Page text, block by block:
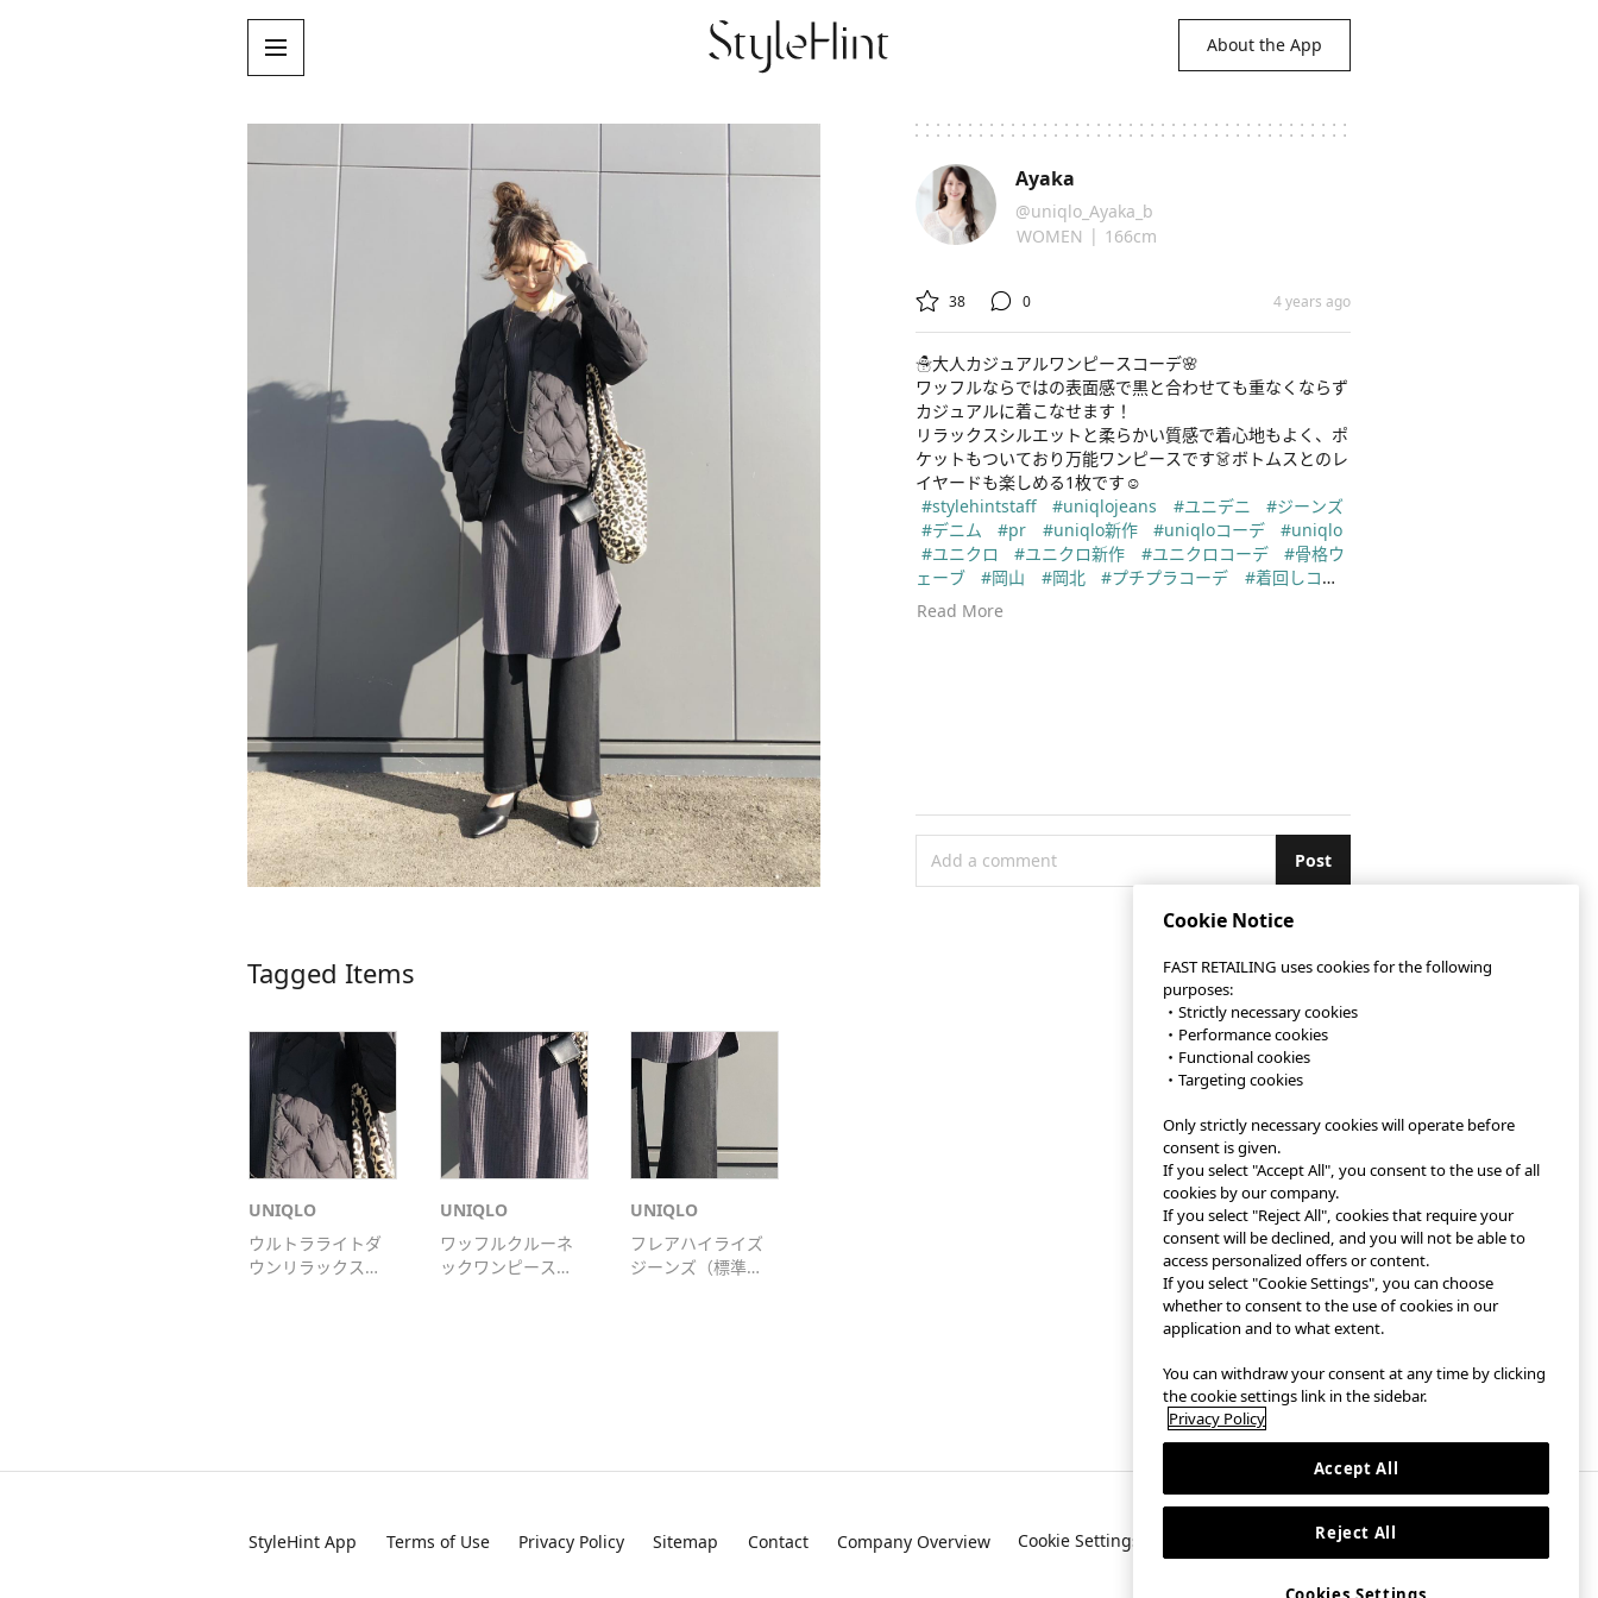
About the App
Ayaka
@uniqlo_Ayaka_b
WOMEN | 166cm
 38  0 4 years ago
☃️大人カジュアルワンピースコーデ🌸
ワッフルならではの表面感で黒と合わせても重なくならず
カジュアルに着こなせます！
リラックスシルエットと柔らかい質感で着心地もよく、ポ
ケットもついており万能ワンピースです👗ボトムスとのレ
#stylehintstaff
#uniqlojeans #ユニデニ
#ジーンズ
#デニム
#pr #uniqlo新作 #uniqloコーデ
#uniqlo
#ユニクロ
#ユニクロ新作 #ユニクロコーデ
#骨格ウ
ェーブ
#岡山 #岡北 #プチプラコーデ
#着回しコー
デ
#全身ユニクロ
アル
#冬コーデ
Read More
Add a comment Post
Tagged Items
UNIQLO
ウルトラライトダ
ウンリラックスジ
UNIQLO
ワッフルクルーネ
ックワンピース
UNIQLO
フレアハイライズ
ジーンズ（標準丈
StyleHint App Terms of Use Privacy Policy Sitemap Contact Company Overview Cookie Settings
Cookie Notice
FAST RETAILING uses cookies for the following
purposes:
・Strictly necessary cookies
・Performance cookies
・Functional cookies
・Targeting cookies
Only strictly necessary cookies will operate before
consent is given.
If you select "Accept All", you consent to the use of all
cookies by our company.
If you select "Reject All", cookies that require your
consent will be declined, and you will not be able to
access personalized offers or content.
If you select "Cookie Settings", you can choose
whether to consent to the use of cookies in our
application and to what extent.
You can withdraw your consent at any time by clicking
the cookie settings link in the sidebar.
Privacy Policy
Accept All
Reject All